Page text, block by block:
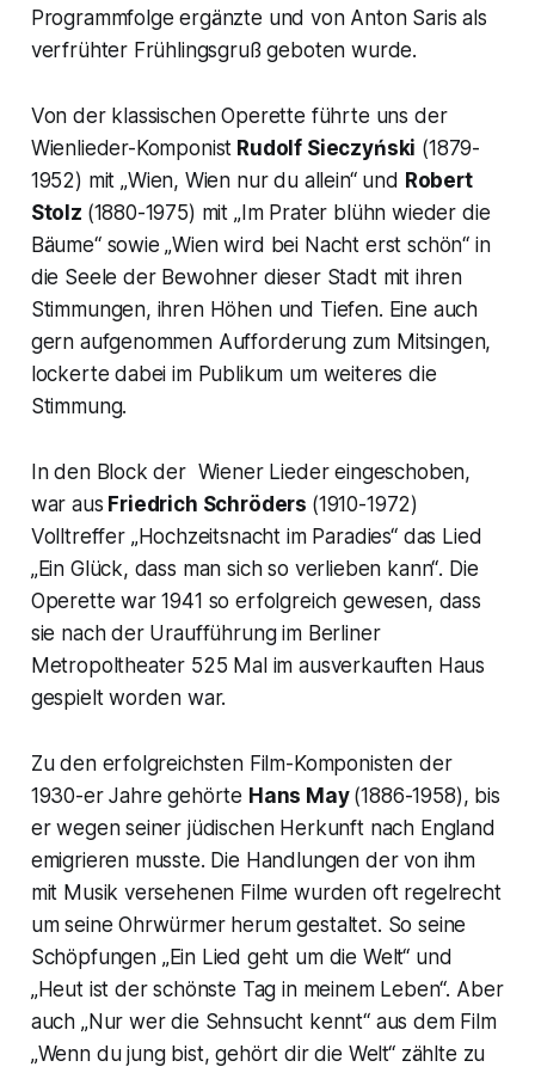
Programmfolge ergänzte und von Anton Saris als
verfrühter Frühlingsgruß geboten wurde.
Von der klassischen Operette führte uns der
Wienlieder-Komponist Rudolf Sieczyński (1879-
1952) mit „Wien, Wien nur du allein“und Robert
Stolz (1880-1975) mit „Im Prater blühn wieder die
Bäume“ sowie „Wien wird bei Nacht erst schön“ in
die Seele der Bewohner dieser Stadt mit ihren
Stimmungen, ihren Höhen und Tiefen. Eine auch
gern aufgenommen Aufforderung zum Mitsingen,
lockerte dabei im Publikum um weiteres die
Stimmung.
In den Block der Wiener Lieder eingeschoben,
war aus Friedrich Schröders (1910-1972)
Volltreffer „Hochzeitsnacht im Paradies“das Lied
„Ein Glück, dass man sich so verlieben kann“. Die
Operette war 1941 so erfolgreich gewesen, dass
sie nach der Uraufführung im Berliner
Metropoltheater 525 Mal im ausverkauften Haus
gespielt worden war.
Zu den erfolgreichsten Film-Komponisten der
1930-er Jahre gehörte Hans May (1886-1958), bis
er wegen seiner jüdischen Herkunft nach England
emigrieren musste. Die Handlungen der von ihm
mit Musik versehenen Filme wurden oft regelrecht
um seine Ohrwürmer herum gestaltet. So seine
Schöpfungen „Ein Lied geht um die Welt“ und
„Heut ist der schönste Tag in meinem Leben“. Aber
auch „Nur wer die Sehnsucht kennt“ aus dem Film
„Wenn du jung bist, gehört dir die Welt“zählte zu